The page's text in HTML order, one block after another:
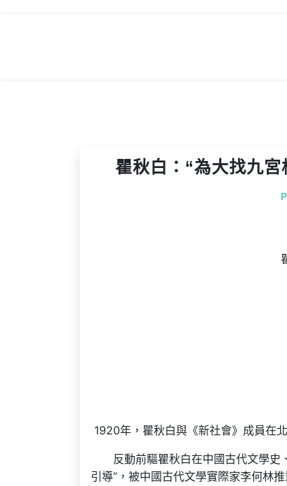
瞿秋白：“為大找九
1920年，瞿秋白與《新社會》成員在
反動前驅瞿秋白在中國古代文學史
引導”，被中國古代文學實際家李何林